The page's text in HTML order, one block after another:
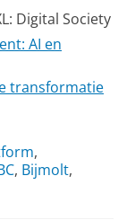
Digital Society
AI en
transformatie
,
, Bijmolt,